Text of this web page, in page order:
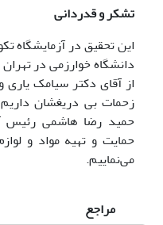
تشکر و قدردانی
این تحقیق در آزمایشگاه
دانشگاه خوارزمی در
از آقای دکتر سیامک
زحمات بی دریغشان
حمید رضا هاشمی رئیس
حمایت و تهیه مواد و
می‌نماییم.
مراجع